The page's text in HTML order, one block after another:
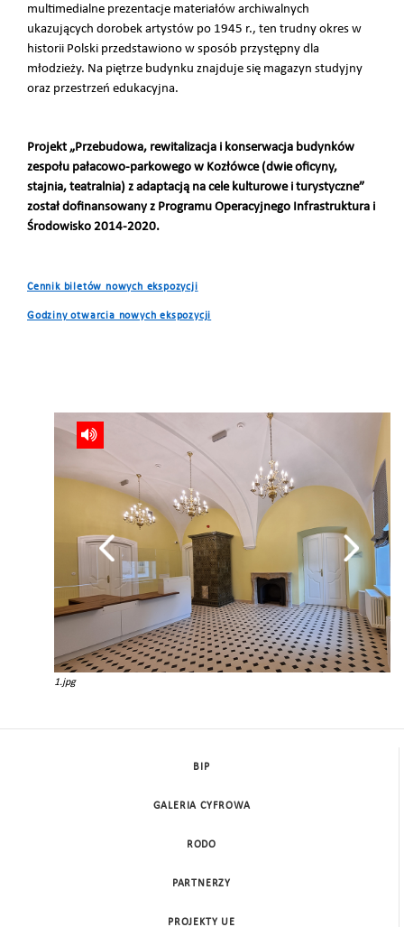
multimedialne prezentacje materiałów archiwalnych
ukazujących dorobek artystów po 1945 r., ten trudny okres w
historii Polski przedstawiono w sposób przystępny dla
młodzieży. Na piętrze budynku znajduje się magazyn studyjny
oraz przestrzeń edukacyjna.
Projekt „Przebudowa, rewitalizacja i konserwacja budynków
zespołu pałacowo-parkowego w Kozłówce (dwie oficyny,
stajnia, teatralnia) z adaptacją na cele kulturowe i turystyczne”
został dofinansowany z Programu Operacyjnego Infrastruktura i
Środowisko 2014-2020.
Cennik biletów nowych ekspozycji
Godziny otwarcia nowych ekspozycji
1.jpg
BIP
GALERIA CYFROWA
RODO
PARTNERZY
PROJEKTY UE